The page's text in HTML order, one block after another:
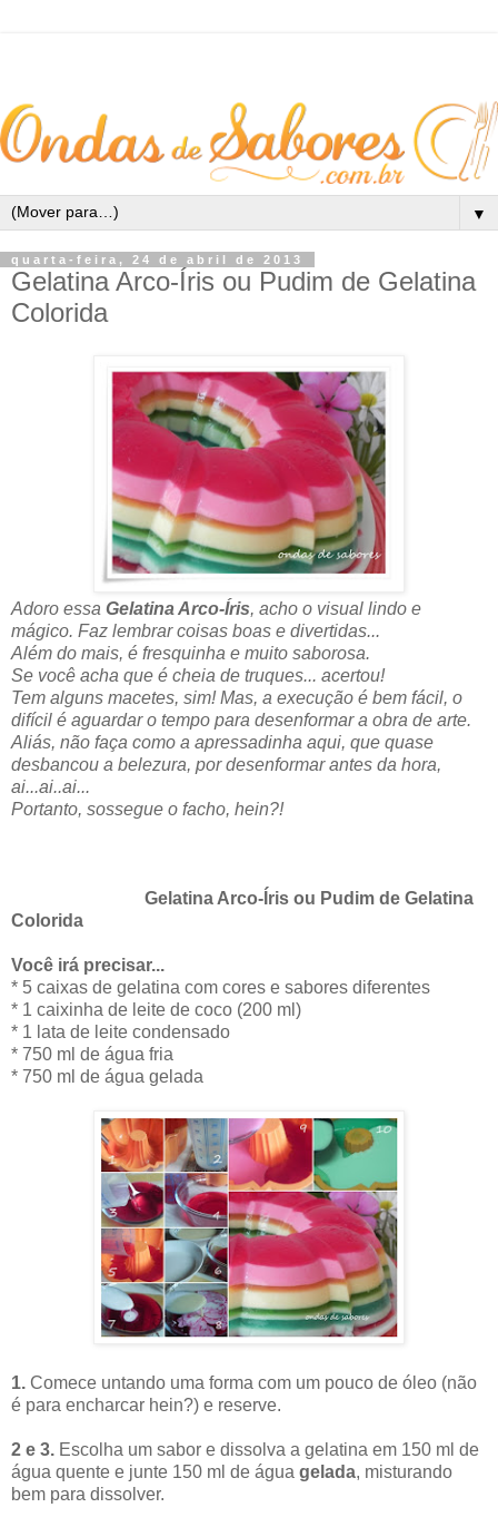
▼
quarta-feira, 24 de abril de 2013
Gelatina Arco-Íris ou Pudim de Gelatina
Colorida
Adoro essa Gelatina Arco-Íris, acho o visual lindo e
mágico. Faz lembrar coisas boas e divertidas...
Além do mais, é fresquinha e muito saborosa.
Se você acha que é cheia de truques... acertou!
Tem alguns macetes, sim! Mas, a execução é bem fácil, o
difícil é aguardar o tempo para desenformar a obra de arte.
Aliás, não faça como a apressadinha aqui, que quase
desbancou a belezura, por desenformar antes da hora,
ai...ai..ai...
Portanto, sossegue o facho, hein?!
Gelatina Arco-Íris ou Pudim de Gelatina
Colorida
Você irá precisar...
* 5 caixas de gelatina com cores e sabores diferentes
* 1 caixinha de leite de coco (200 ml)
* 1 lata de leite condensado
* 750 ml de água fria
* 750 ml de água gelada
1. Comece untando uma forma com um pouco de óleo (não
é para encharcar hein?) e reserve.
2 e 3. Escolha um sabor e dissolva a gelatina em 150 ml de
água quente e junte 150 ml de água gelada, misturando
bem para dissolver.